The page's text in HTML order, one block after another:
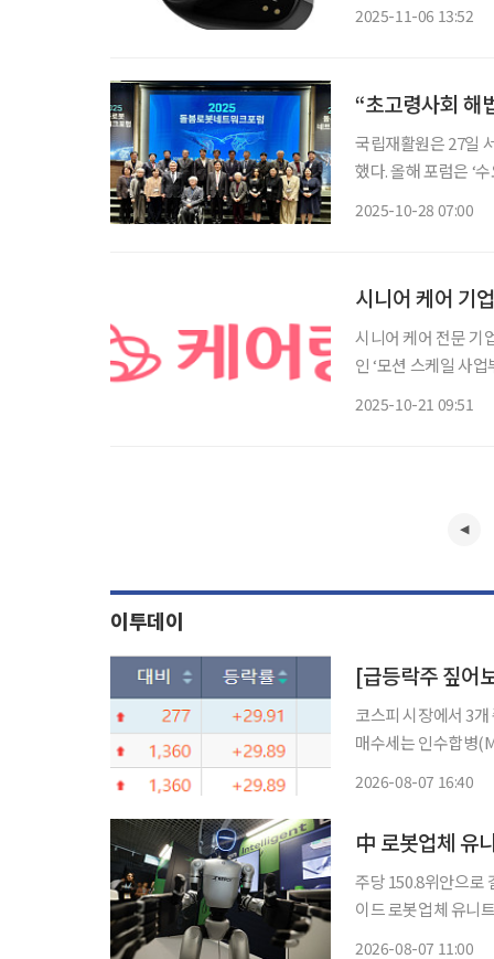
2025-11-06 13:52
“초고령사회 해
국립재활원은 27일
했다. 올해 포럼은 ‘
2025-10-28 07:00
시니어 케어 기
시니어 케어 전문 기
인 ‘모션 스케일 사업부
2025-10-21 09:51
이투데이
코스피 시장에서 3
매수세는 인수합병
2026-08-07 16:40
中 로봇업체 유
주당 150.8위안으로 결
이드 로봇업체 유니
2026-08-07 11:00